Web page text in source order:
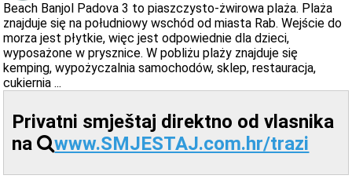
muzea
Beach Banjol Padova 3 to piaszczysto-żwirowa plaża. Plaża
znajduje się na południowy wschód od miasta Rab. Wejście do
morza jest płytkie, więc jest odpowiednie dla dzieci,
wyposażone w prysznice. W pobliżu plaży znajduje się
kemping, wypożyczalnia samochodów, sklep, restauracja,
cukiernia ...
Privatni smještaj direktno od vlasnika
na
www.SMJESTAJ.com.hr/trazi